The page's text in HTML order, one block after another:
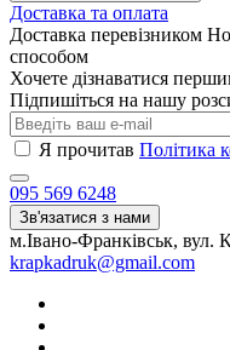
Доставка та оплата
Доставка перевізником
способом
Хочете дізнаватися
Підпишіться на нашу
Я прочитав Політика
095 569 6248
Зв'язатися з нами
м.Івано-Франківськ, вул.
krapkadruk@gmail.com